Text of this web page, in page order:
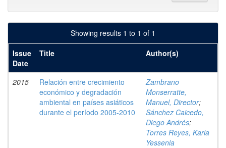
Showing results 1 to 1 of 1
Issue
Date
Title Author(s)
2015
Relación entre crecimiento
económico y degradación
ambiental en países asiáticos
durante el período 2005-2010
Zambrano
Monserratte,
Manuel, Director;
Sánchez Caicedo,
Diego Andrés;
Torres Reyes, Karla
Yessenia